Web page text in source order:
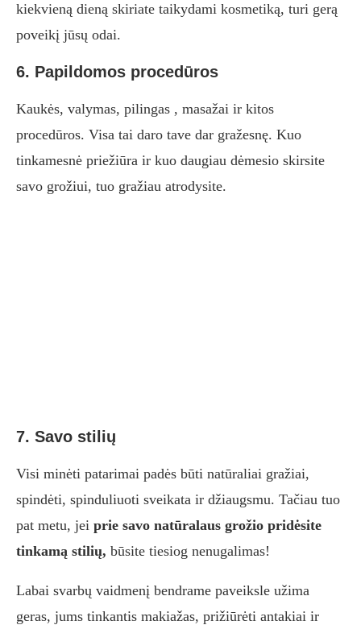
kiekvieną dieną skiriate taikydami kosmetiką, turi gerą
poveikį jūsų odai.
6. Papildomos procedūros
Kaukės, valymas, pilingas , masažai ir kitos
procedūros. Visa tai daro tave dar gražesnę. Kuo
tinkamesnė priežiūra ir kuo daugiau dėmesio skirsite
savo grožiui, tuo gražiau atrodysite.
7. Savo stilių
Visi minėti patarimai padės būti natūraliai gražiai,
spindėti, spinduliuoti sveikata ir džiaugsmu. Tačiau tuo
pat metu, jei prie savo natūralaus grožio pridėsite
tinkamą stilių, būsite tiesiog nenugalimas!
Labai svarbų vaidmenį bendrame paveiksle užima
geras, jums tinkantis makiažas, prižiūrėti antakiai ir